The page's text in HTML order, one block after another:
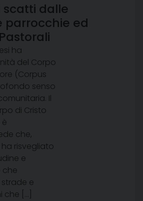
scatti dalle
parrocchie ed
ha
del Corpo
(Corpus
senso
Il
di Cristo
che,
risvegliato
e
che
e
che […]